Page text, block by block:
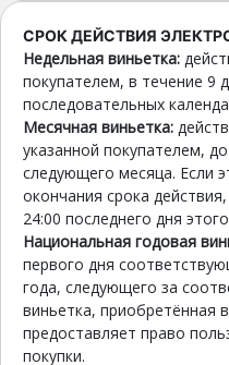
СРОК ДЕЙСТВИЯ
Недельная виньетка:
покупателем, в течение 9
последовательных
Месячная виньетка:
указанной покупателем,
следующего месяца. Если
окончания срока
24:00 последнего дня
Национальная годовая
первого дня
года, следующего за
виньетка, приобретённая
предоставляет право
покупки.